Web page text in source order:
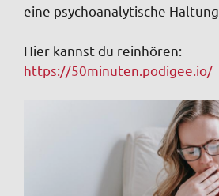
eine psychoanalytische Haltung.
Hier kannst du reinhören:
https://50minuten.podigee.io/